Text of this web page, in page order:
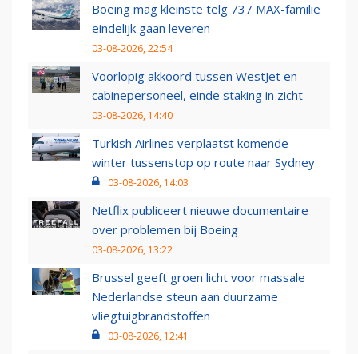
Boeing mag kleinste telg 737 MAX-familie
eindelijk gaan leveren
03-08-2026, 22:54
Voorlopig akkoord tussen WestJet en
cabinepersoneel, einde staking in zicht
03-08-2026, 14:40
Turkish Airlines verplaatst komende
winter tussenstop op route naar Sydney
03-08-2026, 14:03
Netflix publiceert nieuwe documentaire
over problemen bij Boeing
03-08-2026, 13:22
Brussel geeft groen licht voor massale
Nederlandse steun aan duurzame
vliegtuigbrandstoffen
03-08-2026, 12:41